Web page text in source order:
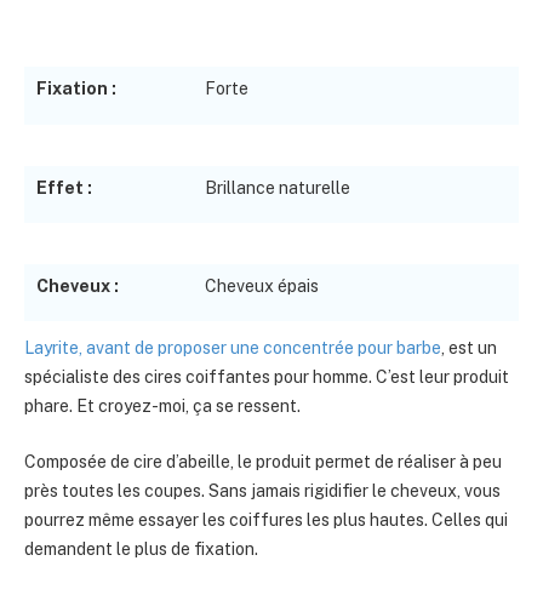
Fixation : Forte
Effet : Brillance naturelle
Cheveux : Cheveux épais
Layrite, avant de proposer une concentrée pour barbe, est un
spécialiste des cires coiffantes pour homme. C’est leur produit
phare. Et croyez-moi, ça se ressent.
Composée de cire d’abeille, le produit permet de réaliser à peu
près toutes les coupes. Sans jamais rigidifier le cheveux, vous
pourrez même essayer les coiffures les plus hautes. Celles qui
demandent le plus de fixation.